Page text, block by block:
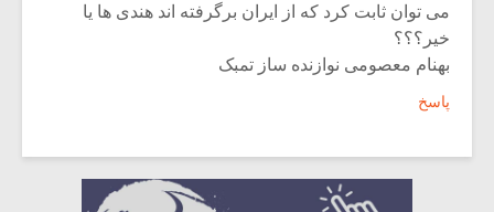
می توان ثابت کرد که از ایران برگرفته اند هندی ها یا
خیر؟؟؟
بهنام معصومی نوازنده ساز تمبک
پاسخ